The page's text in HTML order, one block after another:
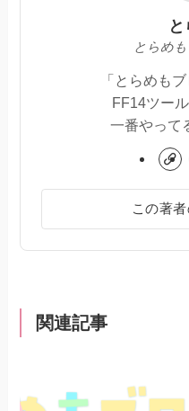
とらめ
「とらめも
FF14ツー
一番やって
この著
関連記事